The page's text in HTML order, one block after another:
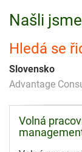
Našli
Hledá se
Slovensko
Advantage
Volná